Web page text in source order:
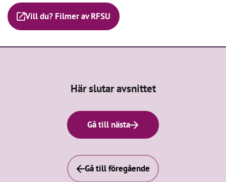
Vill du? Filmer av RFSU
Här slutar avsnittet
Gå till föregående
Gå till nästa